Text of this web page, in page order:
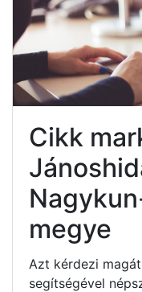
Cikk
megye
Azt kérdezi
segítségével